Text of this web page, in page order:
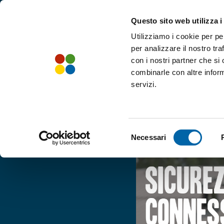
Questo sito web utilizza i
Utilizziamo i cookie per
per analizzare il nostro
con i nostri partner che si
combinarle con altre
servizi.
Necessari